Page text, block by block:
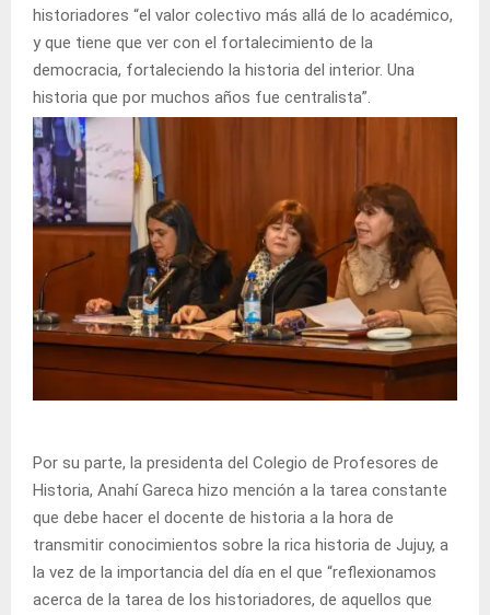
historiadores “el valor colectivo más allá de lo académico,
y que tiene que ver con el fortalecimiento de la
democracia, fortaleciendo la historia del interior. Una
historia que por muchos años fue centralista”.
Por su parte, la presidenta del Colegio de Profesores de
Historia, Anahí Gareca hizo mención a la tarea constante
que debe hacer el docente de historia a la hora de
transmitir conocimientos sobre la rica historia de Jujuy, a
la vez de la importancia del día en el que “reflexionamos
acerca de la tarea de los historiadores, de aquellos que